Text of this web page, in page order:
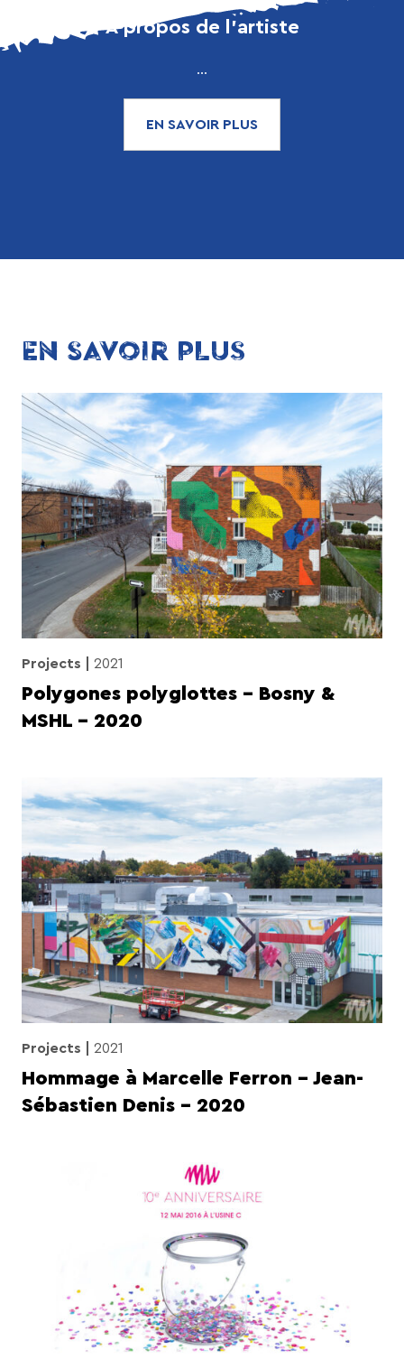
À propos de l’artiste
...
EN SAVOIR PLUS
EN SAVOIR PLUS
Projects 2021
Polygones polyglottes – Bosny &
MSHL – 2020
Projects 2021
Hommage à Marcelle Ferron – Jean-
Sébastien Denis – 2020